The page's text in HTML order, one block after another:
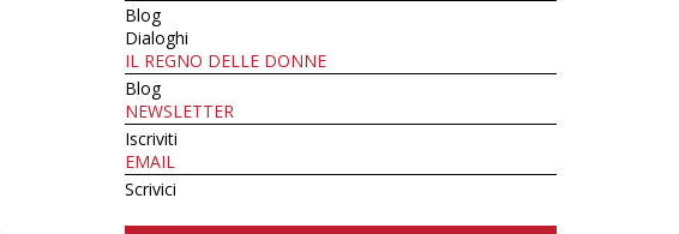
Blog
Dialoghi
IL REGNO DELLE DONNE
Blog
NEWSLETTER
Iscriviti
EMAIL
Scrivici